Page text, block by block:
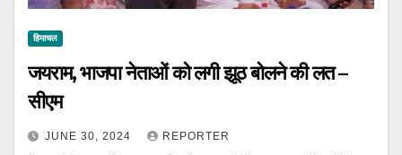
हिमाचल
जयराम, भाजपा नेताओं को लगी झूठ बोलने की लत –
सीएम
JUNE 30, 2024 REPORTER